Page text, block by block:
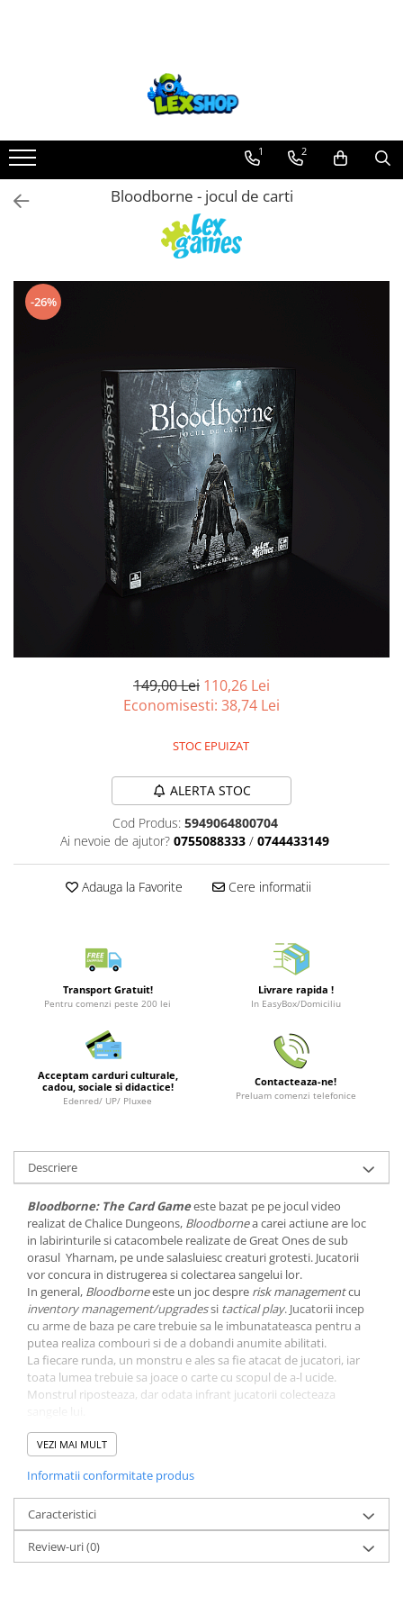
Board Games
Extensii boardgames
Card Games (jocuri cu carti)
Jocuri pentru toata familia
Party Games (jocuri de petrecere)
Jocuri pentru copii
Puzzle-uri logice
Jocuri cu miniaturi
Final Girl - solo game
Miniaturi Arkham Horror
Miniaturi HEROCLIX
Accesorii pentru boardgames
Protectii carti (Sleeves)
The Army Painter
Merch Lex Hobby Store
Pop Culture
Sepci
Cani/Pahare
Plusuri si papusi
Decoratiuni
Studio Ghibli/My Neighbor
Minecraft
Carnetele
Dragon Ball
Pokemon
One Piece
Lord of The Rings
Naruto Shippuden
Harry Potter
Star Trek
Fallout
Stranger Things
Collectibles
1 2
Bloodborne - jocul de carti
-26%
149,00 Lei 110,26 Lei
Economisesti: 38,74 Lei
STOC EPUIZAT
ALERTA STOC
Cod Produs: 5949064800704
Ai nevoie de ajutor? 0755088333 / 0744433149
Adauga la Favorite Cere informatii
Transport Gratuit!
Pentru comenzi peste 200 lei
Livrare rapida !
In EasyBox/Domiciliu
Acceptam carduri culturale,
cadou, sociale si didactice!
Edenred/ UP/ Pluxee
Contacteaza-ne!
Preluam comenzi telefonice
Descriere
Bloodborne: The Card Gameeste bazat pe pe jocul video
realizat de Chalice Dungeons, Bloodbornea carei actiune are loc
in labirinturile si catacombele realizate de Great Ones de sub
orasul Yharnam, pe unde salasluiesc creaturi grotesti. Jucatorii
vor concura in distrugerea si colectarea sangelui lor.
In general, Bloodborneeste un joc despre risk managementcu
inventory management/upgradessi tactical play. Jucatorii incep
cu arme de baza pe care trebuie sa le imbunatateasca pentru a
putea realiza combouri si de a dobandi anumite abilitati.
La fiecare runda, un monstru e ales sa fie atacat de jucatori, iar
toata lumea trebuie sa joace o carte cu scopul de a-l ucide.
Monstrul riposteaza, dar odata infrant jucatorii colecteaza
Jucatorii pot lupta cat doresc, dar daca cumva mor in lupta isi vor
pierde progresul. Acestia se pot folosi de sangele acumulat de la
de Victorie (Victory Points).
Eric M. Lang,designer-ul jocul a spus "Scopul meu cuBloodborne
a fost sa canalizez intensitatea si frustarea din jocul video intr-o
competitie intre jucatori. Cu multa moarte."
VEZI MAI MULT
Informatii conformitate produs
Caracteristici
Review-uri(0)